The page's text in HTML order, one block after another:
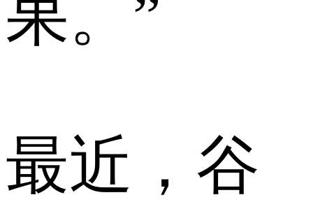
果。”
最近，谷